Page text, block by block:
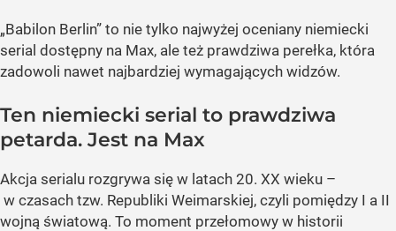
„Babilon Berlin” to nie tylko najwyżej oceniany niemiecki
serial dostępny na Max, ale też prawdziwa perełka, która
zadowoli nawet najbardziej wymagających widzów.
Ten niemiecki serial to prawdziwa
petarda. Jest na Max
Akcja serialu rozgrywa się w latach 20. XX wieku –
w czasach tzw. Republiki Weimarskiej, czyli pomiędzy I a II
wojną światową. To moment przełomowy w historii